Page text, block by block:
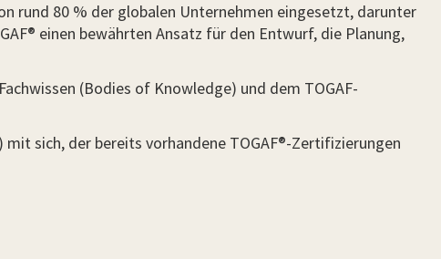
rund 80 % der globalen Unternehmen eingesetzt, darunter
einen bewährten Ansatz für den Entwurf, die Planung,
(Bodies of Knowledge) und dem TOGAF-
sich, der bereits vorhandene TOGAF®-Zertifizierungen